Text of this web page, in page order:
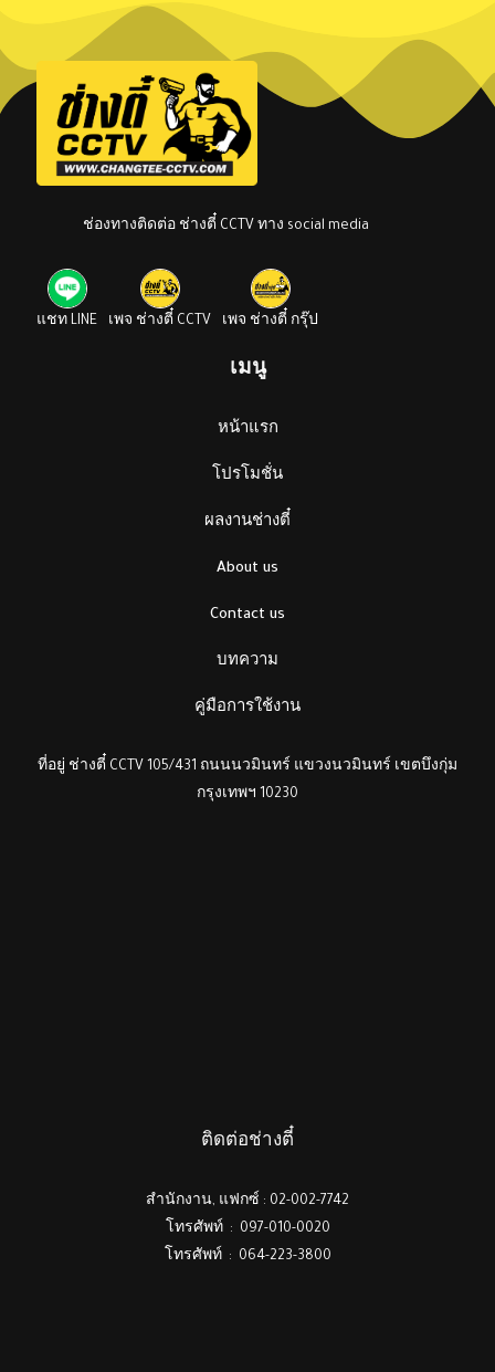
ช่องทางติดต่อ ช่างตี๋ CCTV ทาง social media
แชท LINE เพจ ช่างตี๋ CCTV เพจ ช่างตี๋ กรุ๊ป
เมนู
หน้าแรก
โปรโมชั่น
ผลงานช่างตี๋
About us
Contact us
บทความ
คู่มือการใช้งาน
ที่อยู่ ช่างตี๋ CCTV 105/431 ถนนนวมินทร์ แขวงนวมินทร์ เขตบึงกุ่ม
กรุงเทพฯ 10230
ติดต่อช่างตี๋
สำนักงาน, แฟกซ์ : 02-002-7742
โทรศัพท์ : 097-010-0020
โทรศัพท์ : 064-223-3800